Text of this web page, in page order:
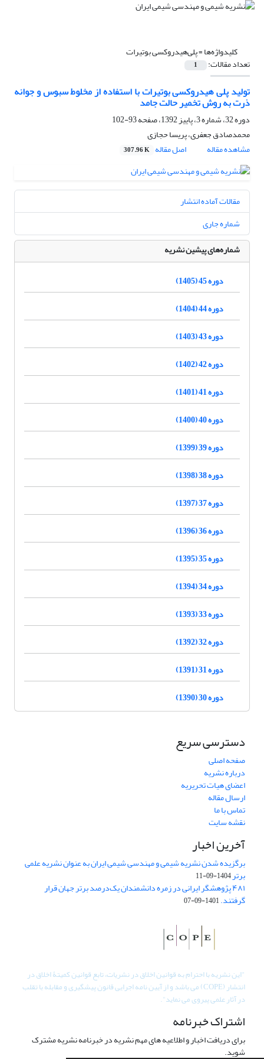
کلیدواژه‌ها =پلی‌هیدروکسی بوتیرات
تعداد مقالات: 1
تولید پلی هیدروکسی بوتیرات با استفاده از مخلوط سبوس و جوانه
ذرت به روش تخمیر حالت جامد
دوره 32، شماره 3، پاییز 1392، صفحه
93-102
محمدصادق جعفری، پریسا حجازی
مشاهده مقاله
اصل مقاله 307.96 K
مقالات آماده انتشار
شماره جاری
شماره‌های پیشین نشریه
دوره 45 (1405)
دوره 44 (1404)
دوره 43 (1403)
دوره 42 (1402)
دوره 41 (1401)
دوره 40 (1400)
دوره 39 (1399)
دوره 38 (1398)
دوره 37 (1397)
دوره 36 (1396)
دوره 35 (1395)
دوره 34 (1394)
دوره 33 (1393)
دوره 32 (1392)
دوره 31 (1391)
دوره 30 (1390)
دسترسی سریع
صفحه اصلی
درباره نشریه
اعضای هیات تحریریه
ارسال مقاله
تماس با ما
نقشه سایت
آخرین اخبار
برگزیده شدن نشریه شیمی و مهندسی شیمی ایران به عنوان نشریه علمی
برتر1404-09-11
۴۸۱ پژوهشگر ایرانی در زمره دانشمندان یک‌درصد برتر جهان قرار
گرفتند.1401-09-07
"این نشریه با احترام به قوانین اخلاق در نشریات، تابع قوانین کمیتۀ اخلاق در
انتشار (COPE) می باشد و از آیین نامه اجرایی قانون پیشگیری و مقابله با تقلب
در آثار علمی پیروی می نماید".
اشتراک خبرنامه
برای دریافت اخبار و اطلاعیه های مهم نشریه در خبرنامه نشریه مشترک
شوید.